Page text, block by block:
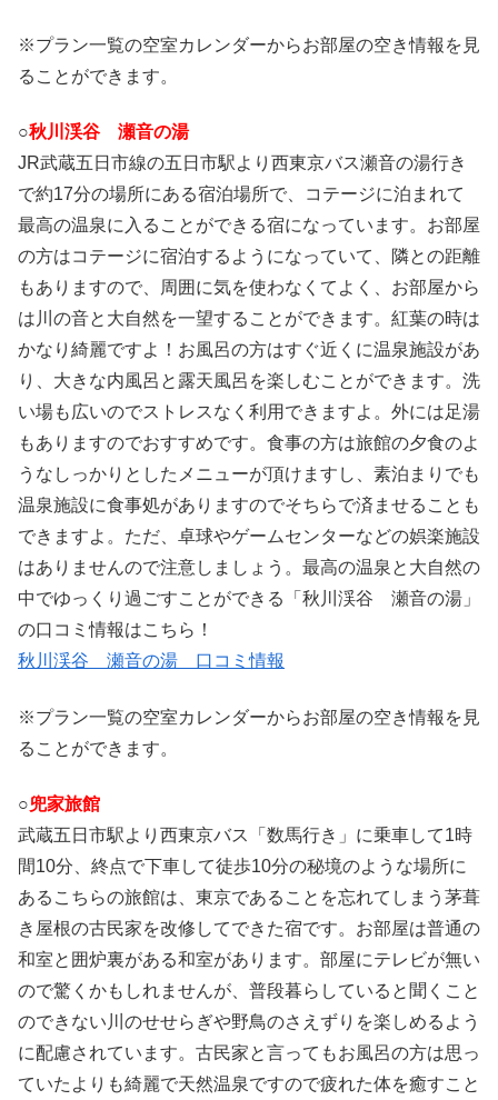
※プラン一覧の空室カレンダーからお部屋の空き情報を見
ることができます。
○秋川渓谷 瀬音の湯
JR武蔵五日市線の五日市駅より西東京バス瀬音の湯行き
で約17分の場所にある宿泊場所で、コテージに泊まれて
最高の温泉に入ることができる宿になっています。お部屋
の方はコテージに宿泊するようになっていて、隣との距離
もありますので、周囲に気を使わなくてよく、お部屋から
は川の音と大自然を一望することができます。紅葉の時は
かなり綺麗ですよ！お風呂の方はすぐ近くに温泉施設があ
り、大きな内風呂と露天風呂を楽しむことができます。洗
い場も広いのでストレスなく利用できますよ。外には足湯
もありますのでおすすめです。食事の方は旅館の夕食のよ
うなしっかりとしたメニューが頂けますし、素泊まりでも
温泉施設に食事処がありますのでそちらで済ませることも
できますよ。ただ、卓球やゲームセンターなどの娯楽施設
はありませんので注意しましょう。最高の温泉と大自然の
中でゆっくり過ごすことができる「秋川渓谷 瀬音の湯」
の口コミ情報はこちら！
秋川渓谷 瀬音の湯 口コミ情報
※プラン一覧の空室カレンダーからお部屋の空き情報を見
ることができます。
○兜家旅館
武蔵五日市駅より西東京バス「数馬行き」に乗車して1時
間10分、終点で下車して徒歩10分の秘境のような場所に
あるこちらの旅館は、東京であることを忘れてしまう茅葺
き屋根の古民家を改修してできた宿です。お部屋は普通の
和室と囲炉裏がある和室があります。部屋にテレビが無い
ので驚くかもしれませんが、普段暮らしていると聞くこと
のできない川のせせらぎや野鳥のさえずりを楽しめるよう
に配慮されています。古民家と言ってもお風呂の方は思っ
ていたよりも綺麗で天然温泉ですので疲れた体を癒すこと